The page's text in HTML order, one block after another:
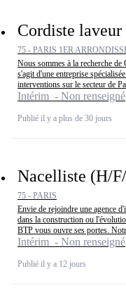
Cordiste
75 - PARIS 1ER
Nous sommes à la recherche
s'agit d'une entreprise
interventions sur le secteur de
Intérim - Non renseigné
Publié il y a plus de 30 jours
Nacelliste (H/
75 - PARIS
Envie de rejoindre une agence
dans la construction ou
BTP vous ouvre ses portes.
Intérim - Non renseigné
Publié il y a 12 jours